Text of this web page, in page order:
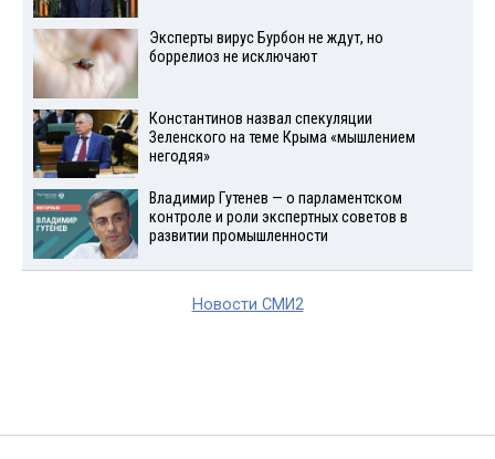
Эксперты вирус Бурбон не ждут, но
боррелиоз не исключают
Константинов назвал спекуляции
Зеленского на теме Крыма «мышлением
негодяя»
Владимир Гутенев — о парламентском
контроле и роли экспертных советов в
развитии промышленности
Новости СМИ2